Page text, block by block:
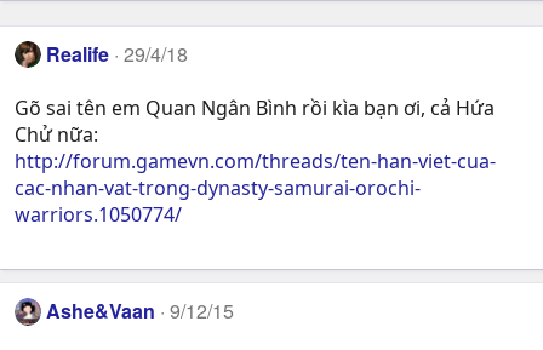
Realife 29/4/18
Gõ sai tên em Quan Ngân Bình rồi kìa bạn ơi, cả Hứa
Chử nữa:
http://forum.gamevn.com/threads/ten-han-viet-cua-
cac-nhan-vat-trong-dynasty-samurai-orochi-
warriors.1050774/
Ashe&Vaan 9/12/15